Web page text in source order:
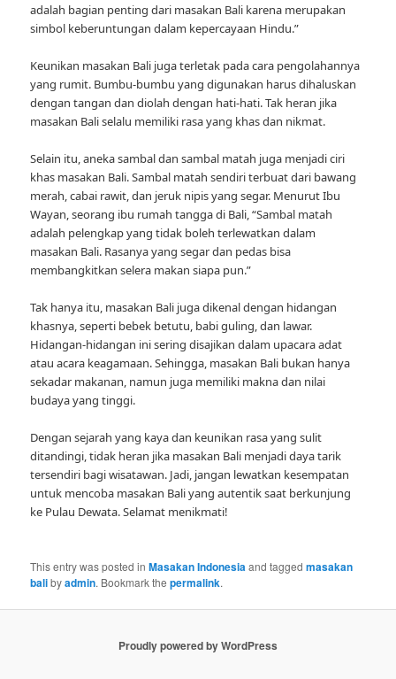
adalah bagian penting dari masakan Bali karena merupakan
simbol keberuntungan dalam kepercayaan Hindu.”
Keunikan masakan Bali juga terletak pada cara pengolahannya
yang rumit. Bumbu-bumbu yang digunakan harus dihaluskan
dengan tangan dan diolah dengan hati-hati. Tak heran jika
masakan Bali selalu memiliki rasa yang khas dan nikmat.
Selain itu, aneka sambal dan sambal matah juga menjadi ciri
khas masakan Bali. Sambal matah sendiri terbuat dari bawang
merah, cabai rawit, dan jeruk nipis yang segar. Menurut Ibu
Wayan, seorang ibu rumah tangga di Bali, “Sambal matah
adalah pelengkap yang tidak boleh terlewatkan dalam
masakan Bali. Rasanya yang segar dan pedas bisa
membangkitkan selera makan siapa pun.”
Tak hanya itu, masakan Bali juga dikenal dengan hidangan
khasnya, seperti bebek betutu, babi guling, dan lawar.
Hidangan-hidangan ini sering disajikan dalam upacara adat
atau acara keagamaan. Sehingga, masakan Bali bukan hanya
sekadar makanan, namun juga memiliki makna dan nilai
budaya yang tinggi.
Dengan sejarah yang kaya dan keunikan rasa yang sulit
ditandingi, tidak heran jika masakan Bali menjadi daya tarik
tersendiri bagi wisatawan. Jadi, jangan lewatkan kesempatan
untuk mencoba masakan Bali yang autentik saat berkunjung
ke Pulau Dewata. Selamat menikmati!
This entry was posted inMasakan Indonesiaand taggedmasakan
balibyadmin. Bookmark thepermalink.
Proudly powered by WordPress